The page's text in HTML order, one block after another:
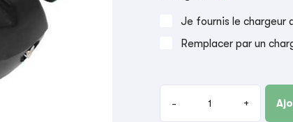
Je fournis le chargeur
Remplacer par un
- +